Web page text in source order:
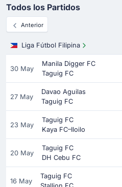
Todos los Partidos
Anterior
Liga Fútbol Filipina
30 May
Manila Digger FC
Taguig FC
27 May
Davao Aguilas
Taguig FC
23 May
Taguig FC
Kaya FC–Iloilo
20 May
Taguig FC
DH Cebu FC
16 May
Taguig FC